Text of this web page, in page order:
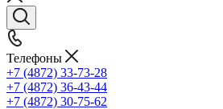
Телефоны
+7 (4872) 33-73-28
+7 (4872) 36-43-44
+7 (4872) 30-75-62